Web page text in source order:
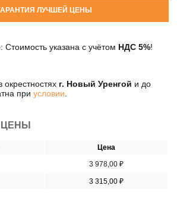
ЛУЧШЕЙ ЦЕНЫ
Стоимость указана с учётом НДС 5%!
окрестностях г. Новый Уренгой и до
при условии
Цена
3 978,00 ₽
3 315,00 ₽